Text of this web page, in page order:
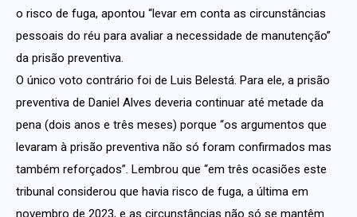
o risco de fuga, apontou “levar em conta as circunstâncias
pessoais do réu para avaliar a necessidade de manutenção”
da prisão preventiva.
O único voto contrário foi de Luis Belestá. Para ele, a prisão
preventiva de Daniel Alves deveria continuar até metade da
pena (dois anos e três meses) porque “os argumentos que
levaram à prisão preventiva não só foram confirmados mas
também reforçados”. Lembrou que “em três ocasiões este
tribunal considerou que havia risco de fuga, a última em
novembro de 2023, e as circunstâncias não só se mantêm